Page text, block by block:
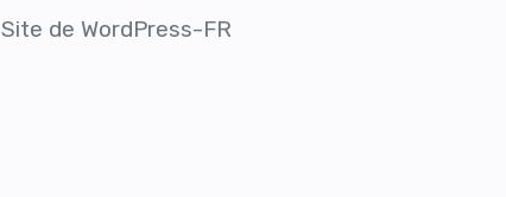
Site de WordPress-FR